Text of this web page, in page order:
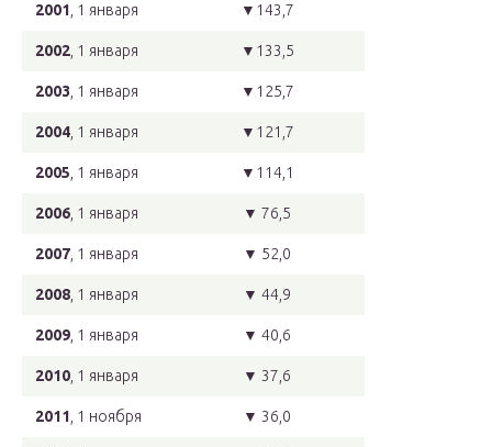
2001 , 1 января ▼143,7
2002 , 1 января ▼133,5
2003 , 1 января ▼125,7
2004 , 1 января ▼121,7
2005 , 1 января ▼114,1
2006 , 1 января ▼ 76,5
2007 , 1 января ▼ 52,0
2008 , 1 января ▼ 44,9
2009 , 1 января ▼ 40,6
2010 , 1 января ▼ 37,6
2011 , 1 ноября ▼ 36,0